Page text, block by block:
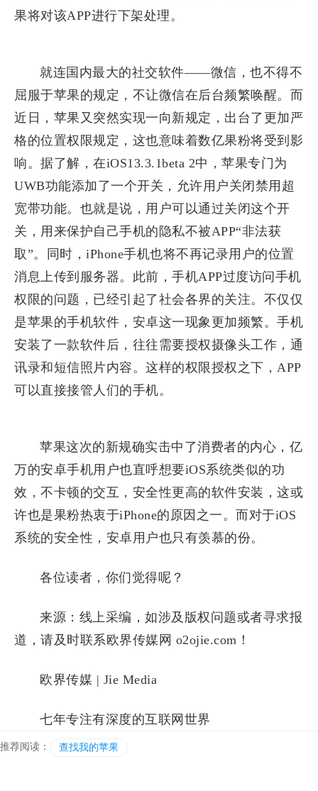
果将对该APP进行下架处理。
​就连国内最大的社交软件——微信，也不得不
屈服于苹果的规定，不让微信在后台频繁唤醒。而
近日，苹果又突然实现一向新规定，出台了更加严
格的位置权限规定，这也意味着数亿果粉将受到影
响。据了解，在iOS13.3.1beta 2中，苹果专门为
UWB功能添加了一个开关，允许用户关闭禁用超
宽带功能。也就是说，用户可以通过关闭这个开
关，用来保护自己手机的隐私不被APP“非法获
取”。同时，iPhone手机也将不再记录用户的位置
消息上传到服务器。此前，手机APP过度访问手机
权限的问题，已经引起了社会各界的关注。不仅仅
是苹果的手机软件，安卓这一现象更加频繁。手机
安装了一款软件后，往往需要授权摄像头工作，通
讯录和短信照片内容。这样的权限授权之下，APP
可以直接接管人们的手机。
​苹果这次的新规确实击中了消费者的内心，亿
万的安卓手机用户也直呼想要iOS系统类似的功
效，不卡顿的交互，安全性更高的软件安装，这或
许也是果粉热衷于iPhone的原因之一。而对于iOS
系统的安全性，安卓用户也只有羡慕的份。
各位读者，你们觉得呢？
来源：线上采编，如涉及版权问题或者寻求报
道，请及时联系欧界传媒网 o2ojie.com！
欧界传媒 | Jie Media
七年专注有深度的互联网世界
推荐阅读： 查找我的苹果